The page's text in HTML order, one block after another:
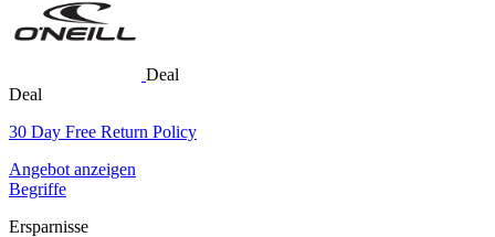
Deal
Deal
30 Day Free Return Policy
Angebot anzeigen
Begriffe
Ersparnisse